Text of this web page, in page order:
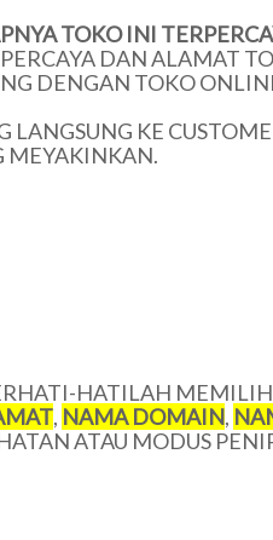
TOKO INI
DAN ALAMAT
DENGAN TOKO
LANGSUNG KE
MEYAKINKAN.
HATILAH
, NAMA DOMAIN,
ATAU MODUS